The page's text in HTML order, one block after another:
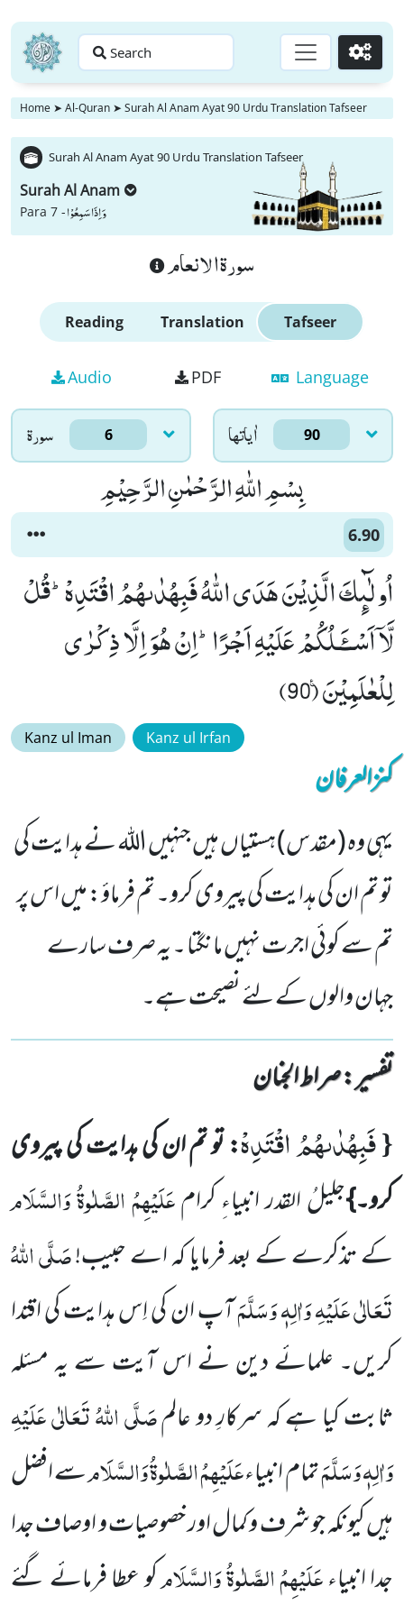
Search Go
Home ➤ Al-Quran ➤ Surah Al Anam Ayat 90 Urdu Translation Tafseer
Surah Al Anam Ayat 90 Urdu Translation Tafseer
Surah Al Anam
Para 7 -وَ اِذَا سَمِعُوْا
سورة الانعام
Reading Translation Tafseer
Audio PDF Language
سورۃ 6 اٰياتها 90
بِسْمِ اللّٰهِ الرَّحْمٰنِ الرَّحِیْمِ
6.90
اُولٰٓىٕكَ الَّذِیْنَ هَدَى اللّٰهُ فَبِهُدٰىهُمُ اقْتَدِهْؕ-قُلْ
لَّاۤ اَسْــٴَـلُكُمْ عَلَیْهِ اَجْرًاؕ-اِنْ هُوَ اِلَّا ذِكْرٰى
لِلْعٰلَمِیْنَ۠ (90)
Kanz ul Iman Kanz ul Irfan
کنزالعرفان
یہی وہ (مقدس) ہستیاں ہیں جنہیں اللہ نے ہدایت کی
تو تم ان کی ہدایت کی پیروی کرو۔ تم فرماؤ: میں اس پر
تم سے کوئی اجرت نہیں مانگتا ۔ یہ صرف سارے
جہان والوں کے لئے نصیحت ہے۔
تفسیر : ‎صراط الجنان
{فَبِهُدٰىهُمُ اقْتَدِهْ: تو تم ان کی ہدایت کی پیروی
کرو۔}جلیلُ القدر انبیاءِ کرامعَلَیْہِمُ الصَّلٰوۃُ وَالسَّلَام
کے تذکرے کے بعد فرمایا کہ اے حبیب!صَلَّی اللہُ
تَعَالٰی عَلَیْہِ وَاٰلِہٖ وَسَلَّمَآپ ان کی اِس ہدایت کی اقتدا
کریں۔ علمائے دین نے اس آیت سے یہ مسئلہ
ثابت کیا ہے کہ سرکارِ دو عالمصَلَّی اللہُ تَعَالٰی عَلَیْہِ
وَاٰلِہٖ وَسَلَّمَتمام انبیاءعَلَیْہِمُ الصَّلٰوۃُ وَالسَّلَامسے افضل
ہیں کیونکہ جو شرف و کمال اور خصوصیات و اوصاف جدا
جدا انبیاءعَلَیْہِمُ الصَّلٰوۃُ وَالسَّلَامکو عطا فرمائے گئے